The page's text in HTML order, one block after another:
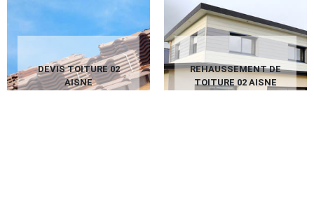
DEVIS TOITURE 02
AISNE
REHAUSSEMENT DE
TOITURE 02 AISNE